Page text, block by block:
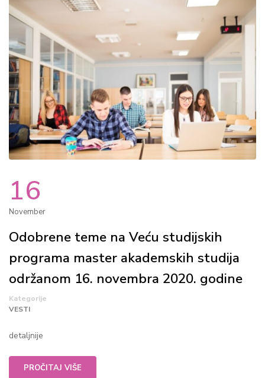
16
November
Odobrene teme na Veću studijskih
programa master akademskih studija
održanom 16. novembra 2020. godine
Kategorije
VESTI
detaljnije
PROČITAJ VIŠE